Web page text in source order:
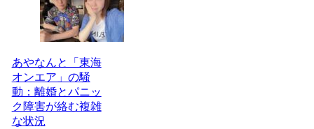
あやなんと「東海
オンエア」の騒
動：離婚とパニッ
ク障害が絡む複雑
な状況